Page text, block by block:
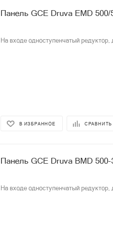
Панель GCE Druva EMD 500/
На входе одноступенчатый редуктор,
В ИЗБРАННОЕ СРАВНИТЬ
Панель GCE Druva BMD 500-
На входе одноступенчатый редуктор,